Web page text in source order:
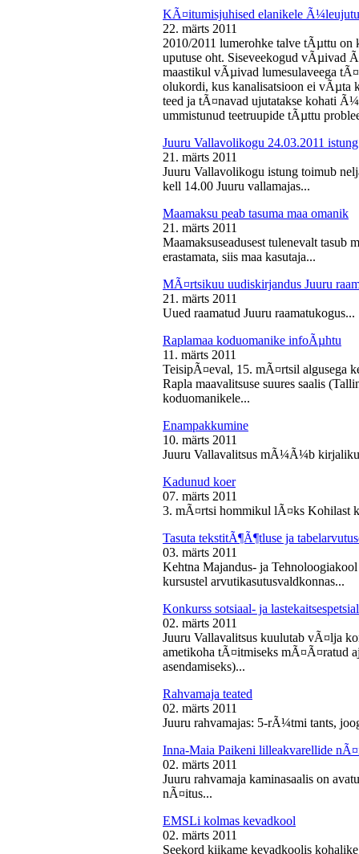
KÃ¤itumisjuhised elanikele
22. märts 2011
2010/2011 lumerohke talve tÃµttu on
uputuse oht. Siseveekogud vÃµivad
maastikul vÃµivad lumesulaveega
olukordi, kus kanalisatsioon ei vÃµta
teed ja tÃ¤navad ujutatakse kohati
ummistunud teetruupide tÃµttu
Juuru Vallavolikogu 24.03.2011 istung
21. märts 2011
Juuru Vallavolikogu istung toimub
kell 14.00 Juuru vallamajas...
Maamaksu peab tasuma maa omanik
21. märts 2011
Maamaksuseadusest tulenevalt tasub
erastamata, siis maa kasutaja...
MÃ¤rtsikuu uudiskirjandus Juuru
21. märts 2011
Uued raamatud Juuru raamatukogus...
Raplamaa koduomanike infoÃµhtu
11. märts 2011
TeisipÃ¤eval, 15. mÃ¤rtsil algusega
Rapla maavalitsuse suures saalis
koduomanikele...
Enampakkumine
10. märts 2011
Juuru Vallavalitsus mÃ¼Ã¼b kirjaliku
Kadunud koer
07. märts 2011
3. mÃ¤rtsi hommikul lÃ¤ks Kohilast
Tasuta tekstitÃ¶Ã¶tluse ja
03. märts 2011
Kehtna Majandus- ja
kursustel arvutikasutusvaldkonnas...
Konkurss sotsiaal- ja
02. märts 2011
Juuru Vallavalitsus kuulutab vÃ¤lja
ametikoha tÃ¤itmiseks mÃ¤Ã¤ratud
asendamiseks)...
Rahvamaja teated
02. märts 2011
Juuru rahvamajas: 5-rÃ¼tmi tants,
Inna-Maia Paikeni lilleakvarellide
02. märts 2011
Juuru rahvamaja kaminasaalis on
nÃ¤itus...
EMSLi kolmas kevadkool
02. märts 2011
Seekord kiikame kevadkoolis